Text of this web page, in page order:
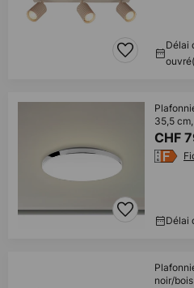
Délai
35,5
CHF
Délai
noir/bois